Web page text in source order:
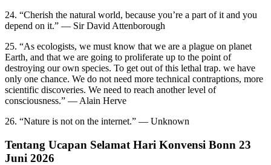
24. “Cherish the natural world, because you’re a part of it and you
depend on it.” — Sir David Attenborough
25. “As ecologists, we must know that we are a plague on planet
Earth, and that we are going to proliferate up to the point of
destroying our own species. To get out of this lethal trap. we have
only one chance. We do not need more technical contraptions, more
scientific discoveries. We need to reach another level of
consciousness.” — Alain Herve
26. “Nature is not on the internet.” — Unknown
Tentang Ucapan Selamat Hari Konvensi Bonn 23
Juni 2026